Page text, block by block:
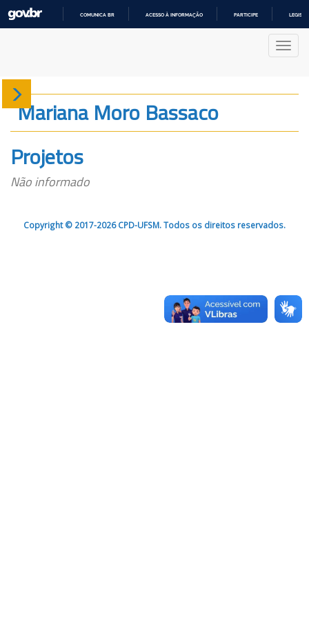
COMUNICA BR ACESSO À INFORMAÇÃO PARTICIPE
Sobre
Produção
Projetos
Mariana Moro Bassaco
Projetos
Não informado
Copyright © 2017-2026 CPD-UFSM. Todos os direitos reservados.